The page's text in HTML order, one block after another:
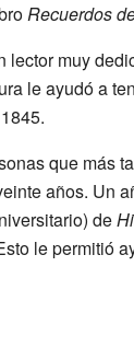
Recuerdos
lector muy
le ayudó a
que más
años. Un
de
le permitió